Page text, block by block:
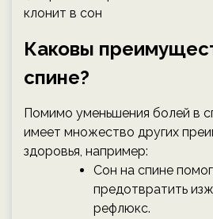
клонит в сон
Каковы
спине?
Помимо уменьшения болей в
имеет множество других
здоровья, например:
Сон на спине
предотвратить
рефлюкс.